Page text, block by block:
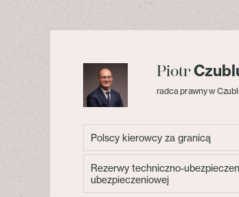
Piotr
radca prawny w
Polscy kierowcy za granicą
Rezerwy techniczno-
ubezpieczeniowej